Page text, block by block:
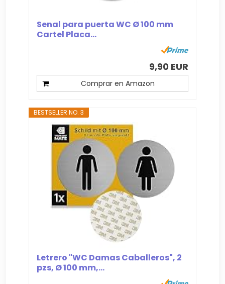
Senal para puerta WC Ø 100 mm
Cartel Placa...
9,90 EUR
Comprar en Amazon
BESTSELLER NO. 3
Letrero "WC Damas Caballeros", 2
pzs, Ø 100 mm,...